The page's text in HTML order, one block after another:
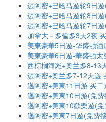
迈阿密+巴哈马遊轮9日
迈阿密+巴哈马遊轮8日
迈阿密+巴哈马遊轮7日
加拿大－多倫多3天2夜
美東豪華5日遊-华盛顿酒
美東豪華6日遊-華盛顿
西棕榈海滩+奥兰多8-13
迈阿密+奥兰多7-12天遊
邁阿密+美東11日游 买二
邁阿密+美東10日游(免
邁阿密+美東10歡樂遊(
邁阿密+美東7日遊(免费